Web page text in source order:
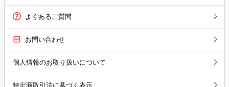
よくあるご質問
お問い合わせ
個人情報のお取り扱いについて
特定商取引法に基づく表示